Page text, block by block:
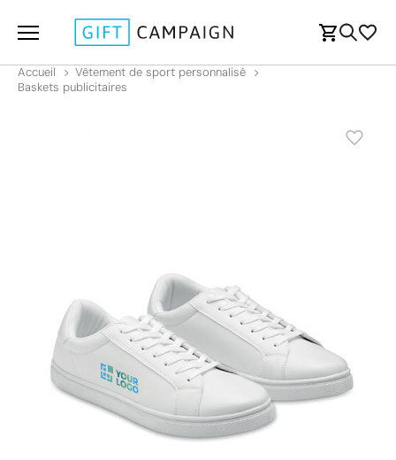
Accueil
Vêtement de sport personnalisé
Baskets publicitaires